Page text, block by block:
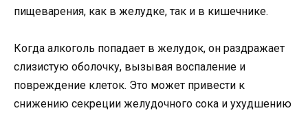
пищеварения, как в желудке, так и в кишечнике.
Когда алкоголь попадает в желудок, он раздражает
слизистую оболочку, вызывая воспаление и
повреждение клеток. Это может привести к
снижению секреции желудочного сока и ухудшению